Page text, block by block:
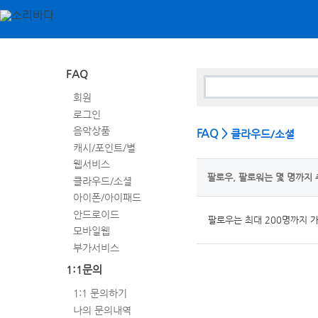
FAQ
회원
로그인
음악상품
캐시/포인트/별
웹서비스
클라우드/소셜
아이폰/아이패드
안드로이드
모바일웹
부가서비스
1:1문의
1:1 문의하기
나의 문의내역
FAQ > 클라우드/소셜
팔로우, 팔로워는 몇 명까지
팔로우는 최대 200명까지